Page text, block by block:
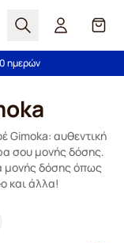
Αναζήτηση
49,00€
ημερών
Gimoka: αυθεντική
σου μονής δόσης.
μονής δόσης όπως
και άλλα!